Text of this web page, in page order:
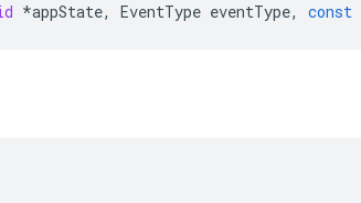
*appState, EventType eventType, const